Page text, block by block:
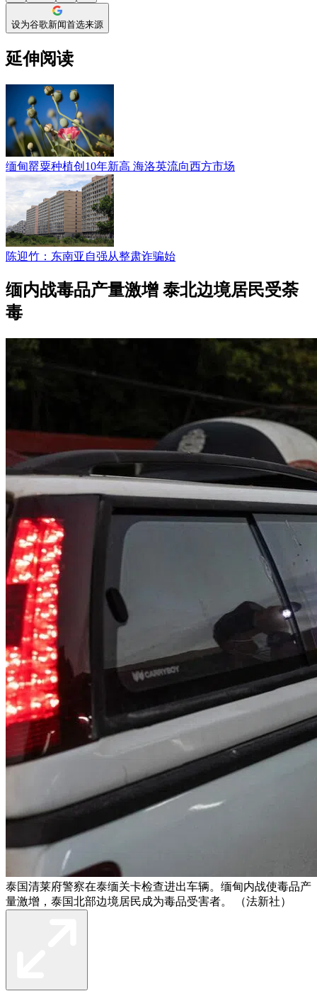
设为谷歌新闻首选来源
延伸阅读
缅甸罂粟种植创10年新高 海洛英流向西方市场
陈迎竹：东南亚自强从整肃诈骗始
缅内战毒品产量激增 泰北边境居民受荼
毒
泰国清莱府警察在泰缅关卡检查进出车辆。缅甸内战使毒品产
量激增，泰国北部边境居民成为毒品受害者。 （法新社）